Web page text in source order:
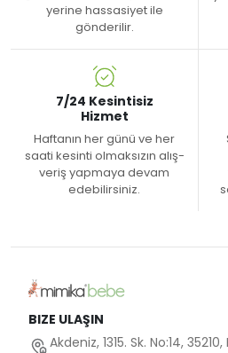
yerine hassasiyet ile
gönderilir.
7/24 Kesintisiz
Hizmet
Haftanın her günü ve her
saati kesinti olmaksızın alış-
veriş yapmaya devam
edebilirsiniz.
BIZE ULAŞIN
Akdeniz, 1315. Sk. No:14,